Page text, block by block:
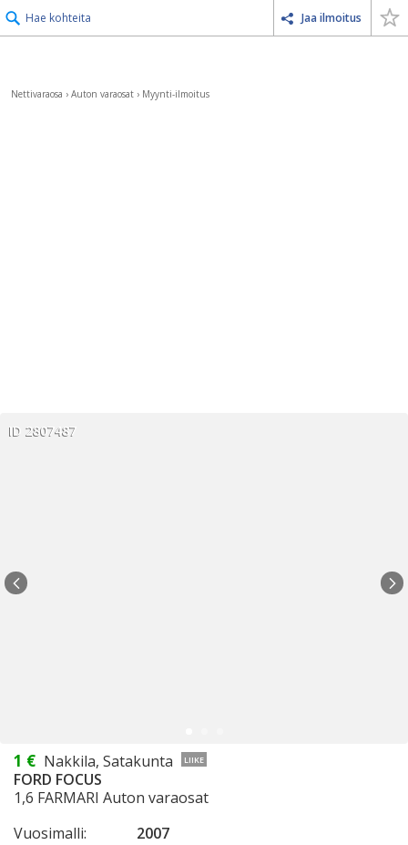
Hae kohteita Jaa ilmoitus
Nettivaraosa › Auton varaosat › Myynti-ilmoitus
ID 2807487
1 € Nakkila, Satakunta LIIKE
FORD FOCUS
1,6 FARMARI Auton varaosat
Vuosimalli:
2007